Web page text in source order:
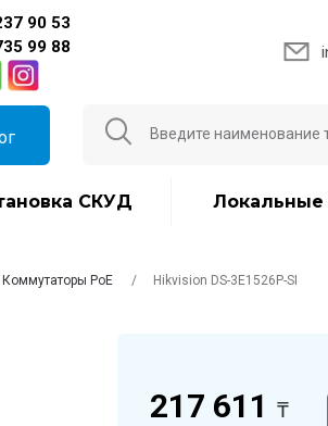
90 53
99 88
СКУД Локальные
Коммутаторы PoE Hikvision DS-3E1526P-SI
217 611 ₸